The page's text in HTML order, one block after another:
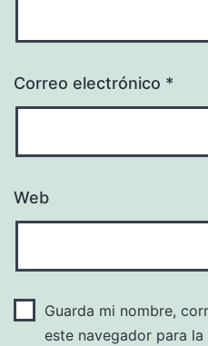
Correo electrónico *
Web
Guarda mi nombre,
este navegador para